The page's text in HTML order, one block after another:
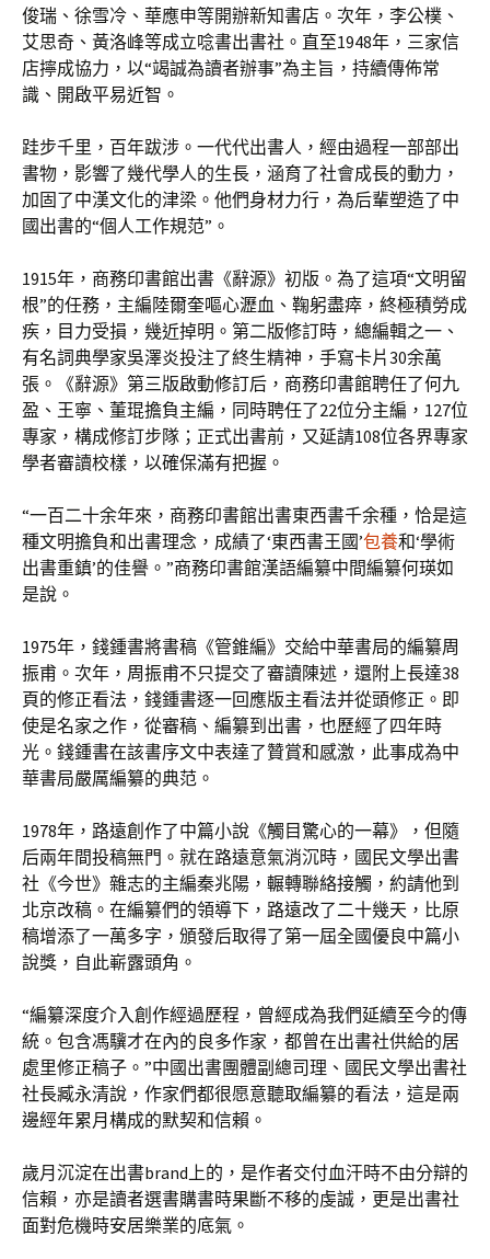
俊瑞、徐雪冷、華應申等開辦新知書店。次年，李公樸、
艾思奇、黃洛峰等成立唸書出書社。直至1948年，三家信
店擰成協力，以“竭誠為讀者辦事”為主旨，持續傳佈常
識、開啟平易近智。
跬步千里，百年跋涉。一代代出書人，經由過程一部部出
書物，影響了幾代學人的生長，涵育了社會成長的動力，
加固了中漢文化的津梁。他們身材力行，為后輩塑造了中
國出書的“個人工作規范”。
1915年，商務印書館出書《辭源》初版。為了這項“文明留
根”的任務，主編陸爾奎嘔心瀝血、鞠躬盡瘁，終極積勞成
疾，目力受損，幾近掉明。第二版修訂時，總編輯之一、
有名詞典學家吳澤炎投注了終生精神，手寫卡片30余萬
張。《辭源》第三版啟動修訂后，商務印書館聘任了何九
盈、王寧、董琨擔負主編，同時聘任了22位分主編，127位
專家，構成修訂步隊；正式出書前，又延請108位各界專家
學者審讀校樣，以確保滿有把握。
“一百二十余年來，商務印書館出書東西書千余種，恰是這
種文明擔負和出書理念，成績了‘東西書王國’包養和‘學術
出書重鎮’的佳譽。”商務印書館漢語編纂中間編纂何瑛如
是說。
1975年，錢鍾書將書稿《管錐編》交給中華書局的編纂周
振甫。次年，周振甫不只提交了審讀陳述，還附上長達38
頁的修正看法，錢鍾書逐一回應版主看法并從頭修正。即
使是名家之作，從審稿、編纂到出書，也歷經了四年時
光。錢鍾書在該書序文中表達了贊賞和感激，此事成為中
華書局嚴厲編纂的典范。
1978年，路遠創作了中篇小說《觸目驚心的一幕》，但隨
后兩年間投稿無門。就在路遠意氣消沉時，國民文學出書
社《今世》雜志的主編秦兆陽，輾轉聯絡接觸，約請他到
北京改稿。在編纂們的領導下，路遠改了二十幾天，比原
稿增添了一萬多字，頒發后取得了第一屆全國優良中篇小
說獎，自此嶄露頭角。
“編纂深度介入創作經過歷程，曾經成為我們延續至今的傳
統。包含馮驥才在內的良多作家，都曾在出書社供給的居
處里修正稿子。”中國出書團體副總司理、國民文學出書社
社長臧永清說，作家們都很愿意聽取編纂的看法，這是兩
邊經年累月構成的默契和信賴。
歲月沉淀在出書brand上的，是作者交付血汗時不由分辯的
信賴，亦是讀者選書購書時果斷不移的虔誠，更是出書社
面對危機時安居樂業的底氣。